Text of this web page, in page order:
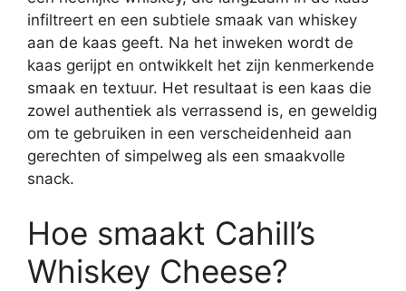
infiltreert en een subtiele smaak van whiskey
aan de kaas geeft. Na het inweken wordt de
kaas gerijpt en ontwikkelt het zijn kenmerkende
smaak en textuur. Het resultaat is een kaas die
zowel authentiek als verrassend is, en geweldig
om te gebruiken in een verscheidenheid aan
gerechten of simpelweg als een smaakvolle
snack.
Hoe smaakt Cahill’s
Whiskey Cheese?